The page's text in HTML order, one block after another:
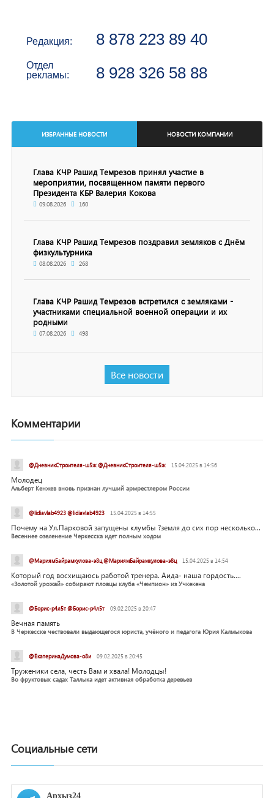
Редакция: 8 878 223 89 40
Отдел
рекламы:
8 928 326 58 88
ИЗБРАННЫЕ НОВОСТИ НОВОСТИ КОМПАНИИ
Глава КЧР Рашид Темрезов принял участие в
мероприятии, посвященном памяти первого
Президента КБР Валерия Кокова
09.08.2026 160
Глава КЧР Рашид Темрезов поздравил земляков с Днём
физкультурника
08.08.2026 268
Глава КЧР Рашид Темрезов встретился с земляками -
участниками специальной военной операции и их
родными
07.08.2026 498
Все новости
Комментарии
@ДневникСтроителя-ш5ж @ДневникСтроителя-ш5ж 15.04.2025 в 14:56
Молодец
Альберт Кенжев вновь признан лучший армрестлером России
@lidiavlab4923 @lidiavlab4923 15.04.2025 в 14:55
Почему на Ул.Парковой запущены клумбы ?земля до сих пор несколько...
Весеннее озеленение Черкесска идет полным ходом
@МариямБайрамкулова-э8ц @МариямБайрамкулова-э8ц 15.04.2025 в 14:54
Который год восхищаюсь работой тренера. Аида- наша гордость....
«Золотой урожай» собирают пловцы клуба «Чемпион» из Учкекена
@Борис-р4л5т @Борис-р4л5т 09.02.2025 в 20:47
Вечная память
В Черкесске чествовали выдающегося юриста, учёного и педагога Юрия Калмыкова
@ЕкатеринаДумова-о8и 09.02.2025 в 20:45
Труженики села, честь Вам и хвала! Молодцы!
Во фруктовых садах Таллыка идет активная обработка деревьев
Социальные сети